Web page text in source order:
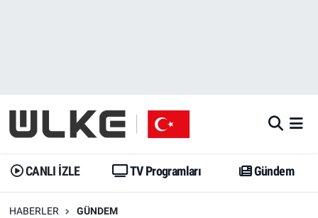
CANLI İZLE TV Programları Gündem
HABERLER GÜNDEM
Gündem
Dünya
Gündem
Trend
İstanbul Namaz Vakitleri
Trafik Durumu